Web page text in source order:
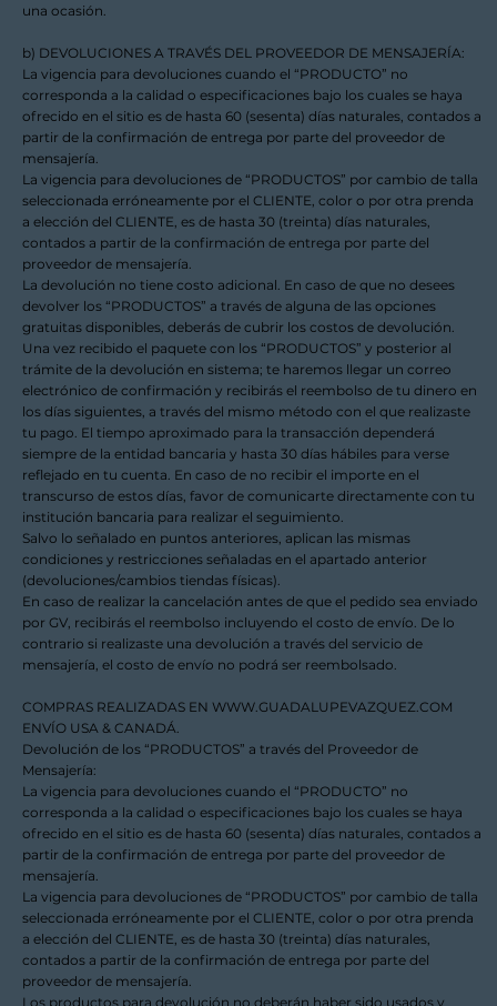
una ocasión.
b) DEVOLUCIONES A TRAVÉS DEL PROVEEDOR DE MENSAJERÍA:
La vigencia para devoluciones cuando el “PRODUCTO” no
corresponda a la calidad o especificaciones bajo los cuales se haya
ofrecido en el sitio es de hasta 60 (sesenta) días naturales, contados a
partir de la confirmación de entrega por parte del proveedor de
mensajería.
La vigencia para devoluciones de “PRODUCTOS” por cambio de talla
seleccionada erróneamente por el CLIENTE, color o por otra prenda
a elección del CLIENTE, es de hasta 30 (treinta) días naturales,
contados a partir de la confirmación de entrega por parte del
proveedor de mensajería.
La devolución no tiene costo adicional. En caso de que no desees
devolver los “PRODUCTOS” a través de alguna de las opciones
gratuitas disponibles, deberás de cubrir los costos de devolución.
Una vez recibido el paquete con los “PRODUCTOS” y posterior al
trámite de la devolución en sistema; te haremos llegar un correo
electrónico de confirmación y recibirás el reembolso de tu dinero en
los días siguientes, a través del mismo método con el que realizaste
tu pago. El tiempo aproximado para la transacción dependerá
siempre de la entidad bancaria y hasta 30 días hábiles para verse
reflejado en tu cuenta. En caso de no recibir el importe en el
transcurso de estos días, favor de comunicarte directamente con tu
institución bancaria para realizar el seguimiento.
Salvo lo señalado en puntos anteriores, aplican las mismas
condiciones y restricciones señaladas en el apartado anterior
(devoluciones/cambios tiendas físicas).
En caso de realizar la cancelación antes de que el pedido sea enviado
por GV, recibirás el reembolso incluyendo el costo de envío. De lo
contrario si realizaste una devolución a través del servicio de
mensajería, el costo de envío no podrá ser reembolsado.
COMPRAS REALIZADAS EN WWW.GUADALUPEVAZQUEZ.COM
ENVÍO USA & CANADÁ.
Devolución de los “PRODUCTOS” a través del Proveedor de
Mensajería:
La vigencia para devoluciones cuando el “PRODUCTO” no
corresponda a la calidad o especificaciones bajo los cuales se haya
ofrecido en el sitio es de hasta 60 (sesenta) días naturales, contados a
partir de la confirmación de entrega por parte del proveedor de
mensajería.
La vigencia para devoluciones de “PRODUCTOS” por cambio de talla
seleccionada erróneamente por el CLIENTE, color o por otra prenda
a elección del CLIENTE, es de hasta 30 (treinta) días naturales,
contados a partir de la confirmación de entrega por parte del
proveedor de mensajería.
Los productos para devolución no deberán haber sido usados y